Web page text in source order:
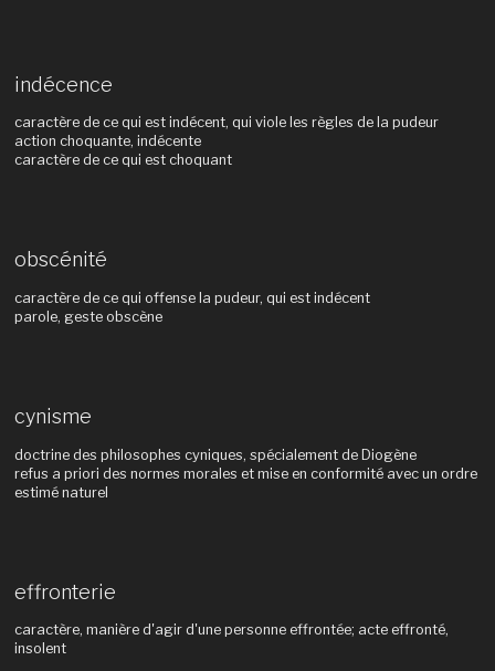
indécence
caractère de ce qui est indécent, qui viole les règles de la pudeur
action choquante, indécente
caractère de ce qui est choquant
obscénité
caractère de ce qui offense la pudeur, qui est indécent
parole, geste obscène
cynisme
doctrine des philosophes cyniques, spécialement de Diogène
refus a priori des normes morales et mise en conformité avec un ordre
estimé naturel
effronterie
caractère, manière d'agir d'une personne effrontée; acte effronté,
insolent